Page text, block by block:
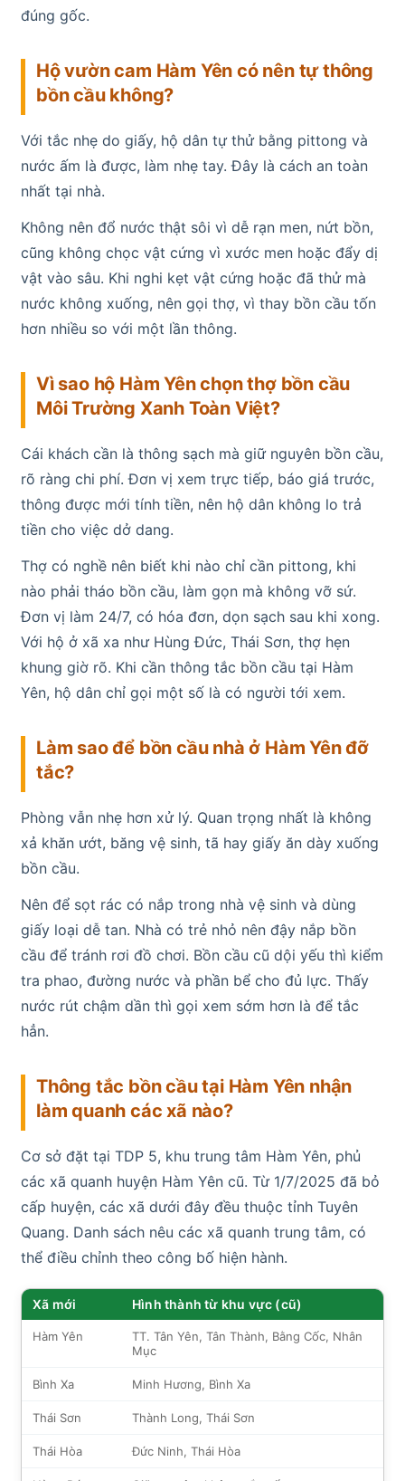
đúng gốc.
Hộ vườn cam Hàm Yên có nên tự thông
bồn cầu không?
Với tắc nhẹ do giấy, hộ dân tự thử bằng pittong và
nước ấm là được, làm nhẹ tay. Đây là cách an toàn
nhất tại nhà.
Không nên đổ nước thật sôi vì dễ rạn men, nứt bồn,
cũng không chọc vật cứng vì xước men hoặc đẩy dị
vật vào sâu. Khi nghi kẹt vật cứng hoặc đã thử mà
nước không xuống, nên gọi thợ, vì thay bồn cầu tốn
hơn nhiều so với một lần thông.
Vì sao hộ Hàm Yên chọn thợ bồn cầu
Môi Trường Xanh Toàn Việt?
Cái khách cần là thông sạch mà giữ nguyên bồn cầu,
rõ ràng chi phí. Đơn vị xem trực tiếp, báo giá trước,
thông được mới tính tiền, nên hộ dân không lo trả
tiền cho việc dở dang.
Thợ có nghề nên biết khi nào chỉ cần pittong, khi
nào phải tháo bồn cầu, làm gọn mà không vỡ sứ.
Đơn vị làm 24/7, có hóa đơn, dọn sạch sau khi xong.
Với hộ ở xã xa như Hùng Đức, Thái Sơn, thợ hẹn
khung giờ rõ. Khi cần thông tắc bồn cầu tại Hàm
Yên, hộ dân chỉ gọi một số là có người tới xem.
Làm sao để bồn cầu nhà ở Hàm Yên đỡ
tắc?
Phòng vẫn nhẹ hơn xử lý. Quan trọng nhất là không
xả khăn ướt, băng vệ sinh, tã hay giấy ăn dày xuống
bồn cầu.
Nên để sọt rác có nắp trong nhà vệ sinh và dùng
giấy loại dễ tan. Nhà có trẻ nhỏ nên đậy nắp bồn
cầu để tránh rơi đồ chơi. Bồn cầu cũ dội yếu thì kiểm
tra phao, đường nước và phần bể cho đủ lực. Thấy
nước rút chậm dần thì gọi xem sớm hơn là để tắc
hẳn.
Thông tắc bồn cầu tại Hàm Yên nhận
làm quanh các xã nào?
Cơ sở đặt tại TDP 5, khu trung tâm Hàm Yên, phủ
các xã quanh huyện Hàm Yên cũ. Từ 1/7/2025 đã bỏ
cấp huyện, các xã dưới đây đều thuộc tỉnh Tuyên
Quang. Danh sách nêu các xã quanh trung tâm, có
thể điều chỉnh theo công bố hiện hành.
Xã mới Hình thành từ khu vực (cũ)
Hàm Yên
TT. Tân Yên, Tân Thành, Bằng Cốc, Nhân
Mục
Bình Xa Minh Hương, Bình Xa
Thái Sơn Thành Long, Thái Sơn
Thái Hòa Đức Ninh, Thái Hòa